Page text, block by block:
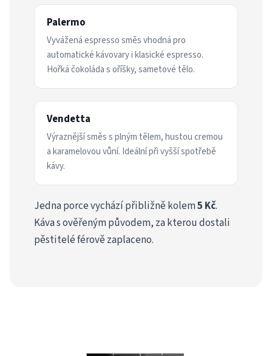
Palermo
Vyvážená espresso směs vhodná pro
automatické kávovary i klasické espresso.
Hořká čokoláda s oříšky, sametové tělo.
Vendetta
Výraznější směs s plným tělem, hustou cremou
a karamelovou vůní. Ideální při vyšší spotřebě
kávy.
Jedna porce vychází přibližně kolem5 Kč.
Káva s ověřeným původem, za kterou dostali
pěstitelé férově zaplaceno.